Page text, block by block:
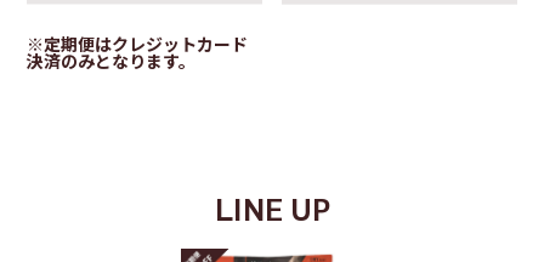
※定期便はクレジットカード
決済のみとなります。
LINE UP